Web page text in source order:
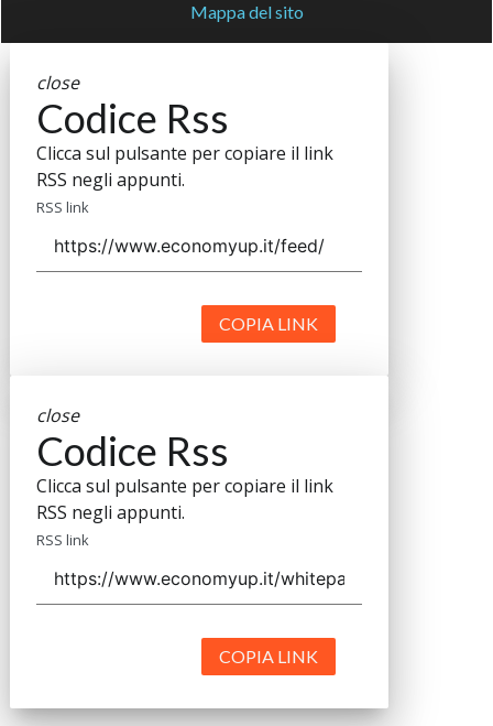
Mappa del sito
close
Codice Rss
Clicca sul pulsante per copiare il link
RSS negli appunti.
RSS link
COPIA LINK
close
Codice Rss
Clicca sul pulsante per copiare il link
RSS negli appunti.
RSS link
COPIA LINK